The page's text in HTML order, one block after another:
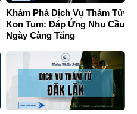
Khám Phá Dịch Vụ Thám Tử
Kon Tum: Đáp Ứng Nhu Cầu
Ngày Càng Tăng